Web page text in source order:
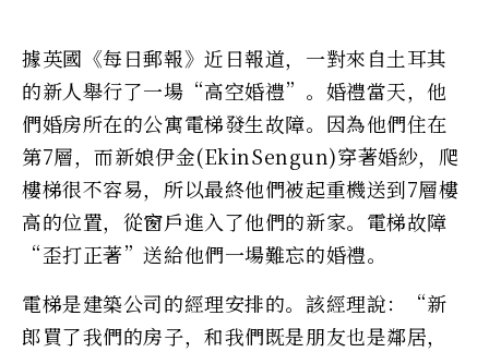
據英國《每日郵報》近日報道，一對來自土耳其
的新人舉行了一場“高空婚禮”。婚禮當天，他
們婚房所在的公寓電梯發生故障。因為他們住在
第7層，而新娘伊金(EkinSengun)穿著婚紗，爬
樓梯很不容易，所以最終他們被起重機送到7層樓
高的位置，從窗戶進入了他們的新家。電梯故障
“歪打正著”送給他們一場難忘的婚禮。
電梯是建築公司的經理安排的。該經理說：“新
郎買了我們的房子，和我們既是朋友也是鄰居，